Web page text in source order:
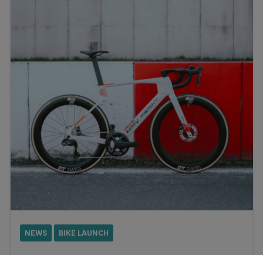
NEWS BIKE LAUNCH